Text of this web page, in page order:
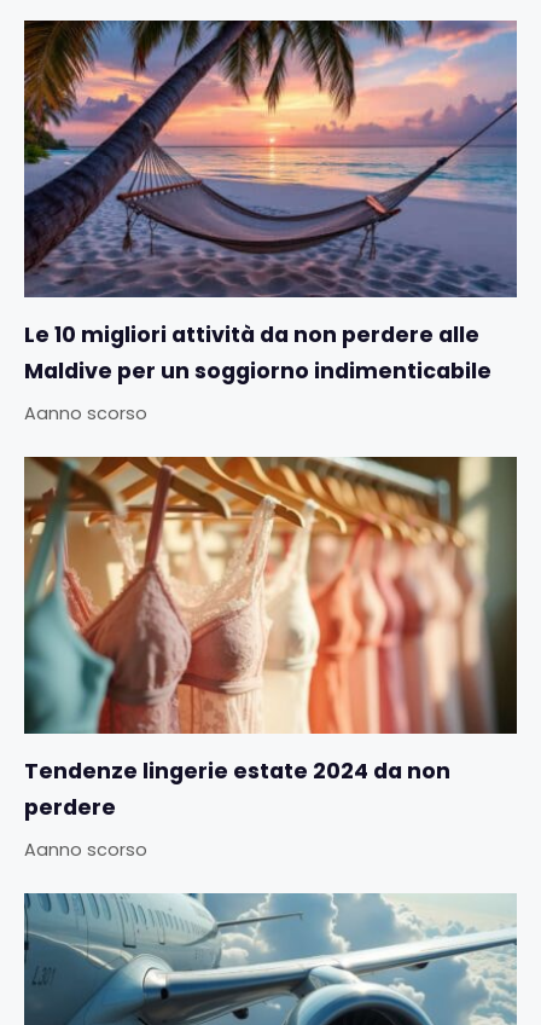
Le 10 migliori attività da non perdere alle
Maldive per un soggiorno indimenticabile
Aanno scorso
Tendenze lingerie estate 2024 da non
perdere
Aanno scorso